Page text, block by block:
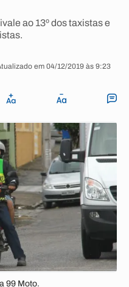
ao 13º dos taxistas e
em 04/12/2019 às 9:23
99 Moto.